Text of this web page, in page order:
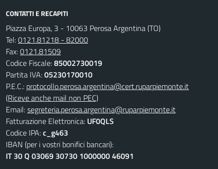
CONTATTI E RECAPITI
Piazza Europa, 3 - 10063 Perosa Argentina (TO)
Tel:0121.81218 - 82000
Fax:0121.81509
Codice Fiscale:85002730019
Partita IVA:05230170010
P.E.C.: protocollo.perosa.argentina@cert.ruparpiemonte.it
(Riceve anche mail non PEC)
Email:segreteria.perosa.argentina@ruparpiemonte.it
Fatturazione Elettronica: UF0QLS
Codice IPA:c_g463
IBAN (per i vostri bonifici bancari):
IT 30 Q 03069 30730 1000000 46091